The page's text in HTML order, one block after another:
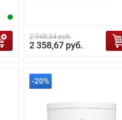
2 948,34 руб.
2 358,67 руб.
-20%